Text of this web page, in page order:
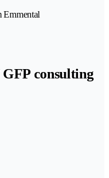
Emmental
consulting